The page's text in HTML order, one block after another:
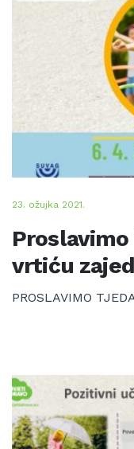
23. ožujka 2021.
vrtiću
PROSLAVIMO